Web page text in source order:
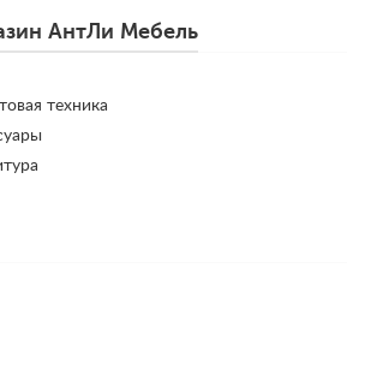
АнтЛи Мебель
техника